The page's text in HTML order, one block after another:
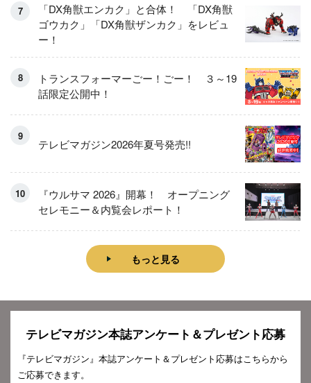
「DX角獣エンカク」と合体！ 「DX角獣
ゴウカク」「DX角獣ザンカク」をレビュ
ー！
トランスフォーマーごー！ごー！ ３～19
話限定公開中！
テレビマガジン2026年夏号発売!!
『ウルサマ 2026』開幕！ オープニング
セレモニー＆内覧会レポート！
もっと見る
テレビマガジン本誌アンケート＆プレゼント応募
『テレビマガジン』本誌アンケート＆プレゼント応募はこちらから
ご応募できます。